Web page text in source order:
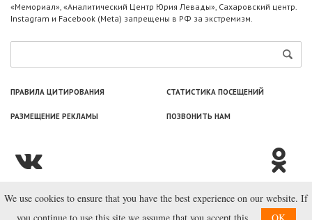
«Мемориал», «Аналитический Центр Юрия Левады», Сахаровский центр.
Instagram и Facebook (Metа) запрещены в РФ за экстремизм.
ПРАВИЛА ЦИТИРОВАНИЯ СТАТИСТИКА ПОСЕЩЕНИЙ
РАЗМЕЩЕНИЕ РЕКЛАМЫ ПОЗВОНИТЬ НАМ
© ООО «Лаборатория Новоcтей», 2003—2026.
We use cookies to ensure that you have the best experience on our website. If